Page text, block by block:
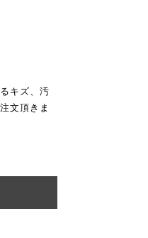
キズ、汚
文頂きま